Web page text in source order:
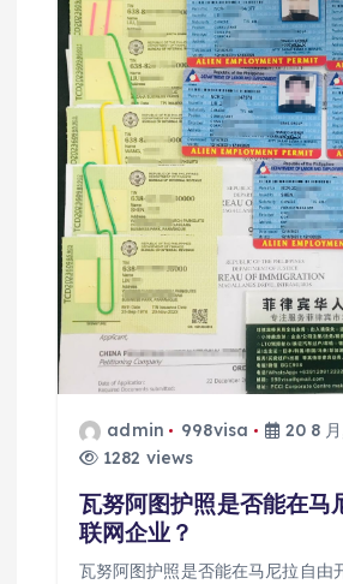
admin 998visa
20 8
1282 views
瓦努阿图护照是否能在马
联网企业？
瓦努阿图护照是否能在马尼拉自由